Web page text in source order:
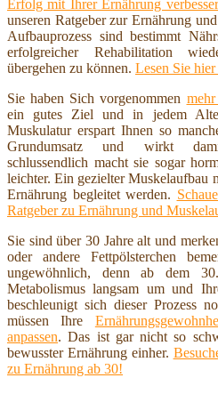
Erfolg mit Ihrer Ernährung
unseren Ratgeber zur Ernährung
Aufbauprozess sind bestimmt
erfolgreicher Rehabilitation
übergehen zu können. Lesen Sie
Sie haben Sich vorgenommen
ein gutes Ziel und in jedem
Muskulatur erspart Ihnen so
Grundumsatz und wirkt
schlussendlich macht sie sogar
leichter. Ein gezielter Muskelaufbau
Ernährung begleitet werden.
Ratgeber zu Ernährung und
Sie sind über 30 Jahre alt und
oder andere Fettpölsterchen
ungewöhnlich, denn ab dem
Metabolismus langsam um und
beschleunigt sich dieser Prozess
müssen Ihre
anpassen. Das ist gar nicht so
bewusster Ernährung einher.
zu Ernährung ab 30!